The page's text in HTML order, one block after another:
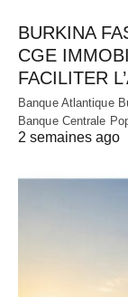
BURKINA
CGE
FACILITER
Banque Atlantique
Banque Centrale
2 semaines ago